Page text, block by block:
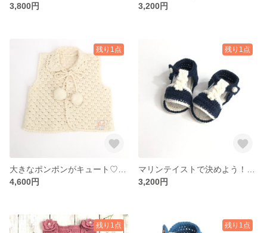
3,800円
3,200円
残り1点
4,600円
残り1点
3,200円
残り1点 残り1点